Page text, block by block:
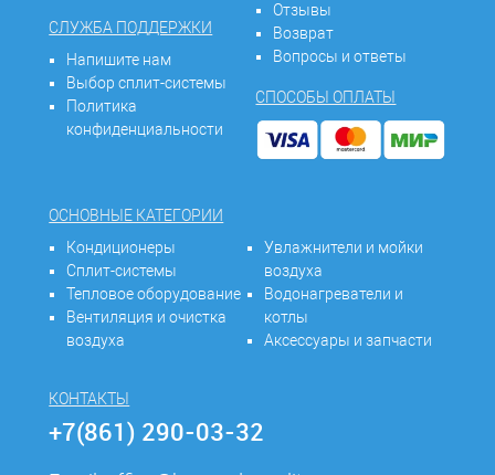
СЛУЖБА ПОДДЕРЖКИ
Напишите нам
Выбор сплит-системы
Политика
конфиденциальности
Отзывы
Возврат
Вопросы и ответы
СПОСОБЫ ОПЛАТЫ
ОСНОВНЫЕ КАТЕГОРИИ
Кондиционеры
Сплит-системы
Тепловое оборудование
Вентиляция и очистка
воздуха
Увлажнители и мойки
воздуха
Водонагреватели и
котлы
Аксессуары и запчасти
КОНТАКТЫ
+7(861) 290-03-32